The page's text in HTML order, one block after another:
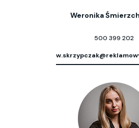
Weronika
500 399 202